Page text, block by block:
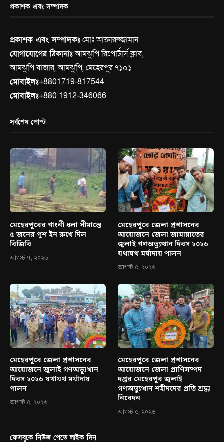
প্রকাশক এবং সম্পাদক
প্রকাশক এবং সম্পাদকঃমোঃ আক্তারুজ্জামান
যোগাযোগের ঠিকানাঃআমঝুপি রিপোর্টার্স ক্লাব,
আমঝুপি বাজার, আমঝুপি, মেহেরপুর ৭১০১
মোবাইলঃ+8801719-817544
মোবাইলঃ+880 1912-346066
সর্বশেষ পোস্ট
মেহেরপুরের গাংনী ধলা সীমান্তে
৫ জনের পুশ ইন রুখে দিল
বিজিবি
আগস্ট ৭, ২০২৬
মেহেরপুরে জেলা প্রশাসনের
আয়োজনে জেলা জামায়াতের
জুলাই গণঅভ্যুত্থান দিবস ২০২৬
যথাযথ মর্যাদায় পালন
আগস্ট ৫, ২০২৬
মেহেরপুরে জেলা প্রশাসনের
আয়োজনে জুলাই গণঅভ্যুত্থান
দিবস ২০২৬ যথাযথ মর্যাদায়
পালন
আগস্ট ৫, ২০২৬
মেহেরপুরে জেলা প্রশাসনের
আয়োজনে জেলা প্রাণিসম্পদ
দপ্তর মেহেরপুর জুলাই
গণঅভ্যুত্থান শহীদদের প্রতি শ্রদ্ধা
নিবেদন
আগস্ট ৫, ২০২৬
ফেসবুকে নিউজ পেতে লাইক দিন